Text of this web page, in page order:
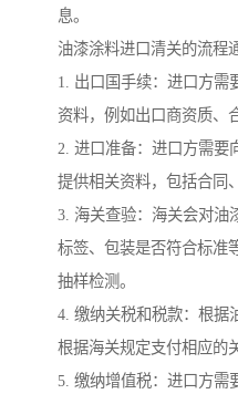
息。
油漆涂料进口清关的流程
1. 出口国手续：进口方需
资料，例如出口商资质、
2. 进口准备：进口方需要
提供相关资料，包括合同
3. 海关查验：海关会对油
标签、包装是否符合标准
抽样检测。
4. 缴纳关税和税款：根据
根据海关规定支付相应的
5. 缴纳增值税：进口方需